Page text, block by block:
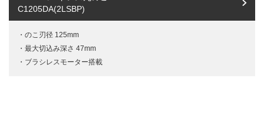
C1205DA(2LSBP)
のこ刃径 125mm
最大切込み深さ 47mm
ブラシレスモーター搭載